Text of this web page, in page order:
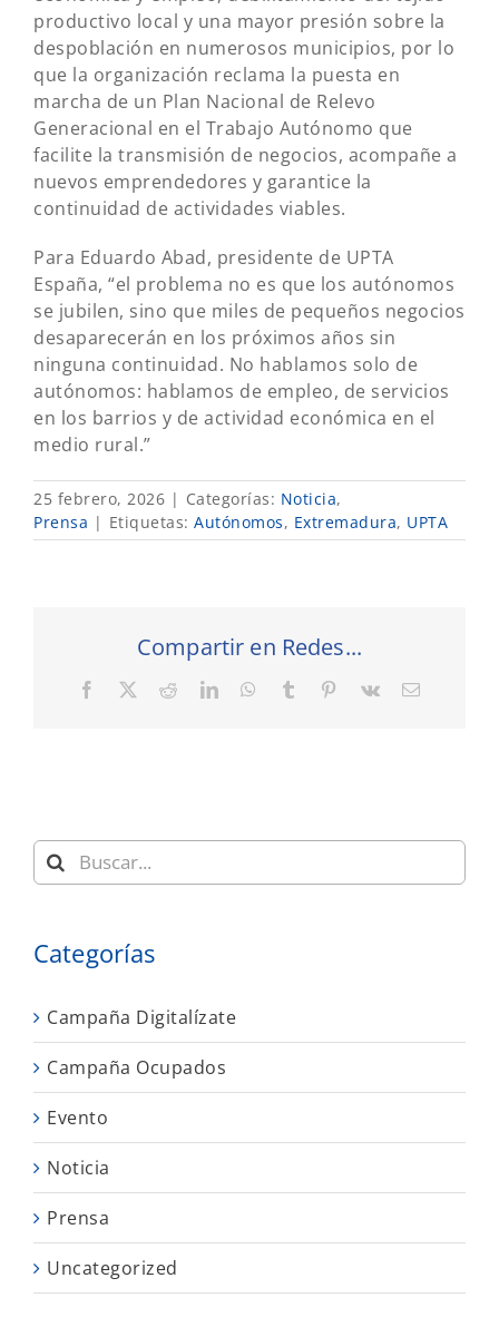
productivo local y una mayor presión sobre la
despoblación en numerosos municipios, por lo
que la organización reclama la puesta en
marcha de un Plan Nacional de Relevo
Generacional en el Trabajo Autónomo que
facilite la transmisión de negocios, acompañe a
nuevos emprendedores y garantice la
continuidad de actividades viables.
Para Eduardo Abad, presidente de UPTA
España, “el problema no es que los autónomos
se jubilen, sino que miles de pequeños negocios
desaparecerán en los próximos años sin
ninguna continuidad. No hablamos solo de
autónomos: hablamos de empleo, de servicios
en los barrios y de actividad económica en el
medio rural.”
25 febrero, 2026 | Categorías: Noticia,
Prensa | Etiquetas: Autónomos, Extremadura, UPTA
Compartir en Redes...
Facebook RedditLinkedInWhatsApp
Tumblr Pinterest
Vk
Correo
Buscar:
Categorías
Campaña Digitalízate
Campaña Ocupados
Evento
Noticia
Prensa
Uncategorized